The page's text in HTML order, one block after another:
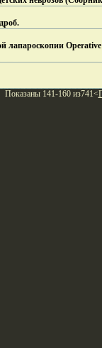
лапароскопии
Показаны 141-160 из741<